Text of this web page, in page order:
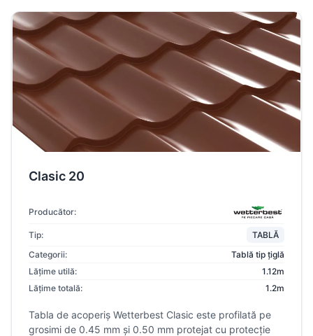
Clasic 20
Producător:
Tip:
TABLĂ
Categorii:
Tablă tip țiglă
Lățime utilă:
1.12m
Lățime totală:
1.2m
Tabla de acoperiș Wetterbest Clasic este profilată pe
grosimi de 0.45 mm și 0.50 mm protejat cu protecție